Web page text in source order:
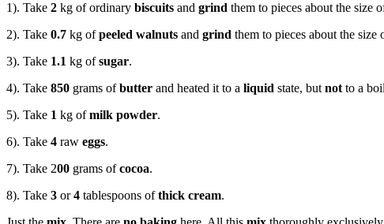
1). Take 2 kg of ordinary biscuits and grind them to pieces about the size
2). Take 0.7 kg ofpeeled walnuts and grind them to pieces about the size
3). Take 1.1 kg ofsugar.
4). Take 850 grams ofbutter and heated it to a liquid state, butnotto a
5). Take 1 kg ofmilk powder.
6). Take 4 raw eggs.
7). Take 200 grams ofcocoa.
8). Take 3 or4 tablespoons ofthick cream.